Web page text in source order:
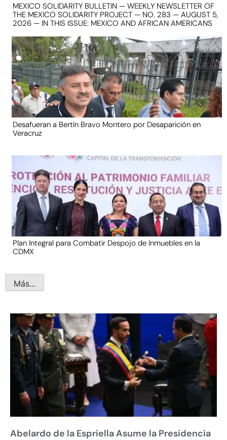
MEXICO SOLIDARITY BULLETIN — WEEKLY NEWSLETTER OF
THE MEXICO SOLIDARITY PROJECT — NO. 283 — AUGUST 5,
2026 — IN THIS ISSUE: MEXICO AND AFRICAN AMERICANS
Desafueran a Bertín Bravo Montero por Desaparición en
Veracruz
Plan Integral para Combatir Despojo de Inmuebles en la
CDMX
Más...
Abelardo de la Espriella Asume la Presidencia